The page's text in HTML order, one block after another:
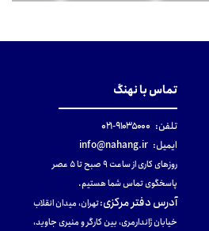
تماس با نهنگ
تلفن: ۹۱۰۳۵۰۰۰-۰۲۱
ایمیل: info@nahang.ir
روزهای کاری از ساعت ۹ صبح تا ۵ عصر
پاسخگوی تماس شما هستیم.
آدرس دفتر مرکزی:تهران، میدان انقلاب
خیابان ژاندارمری، بین کارگر و منیری جاوید،